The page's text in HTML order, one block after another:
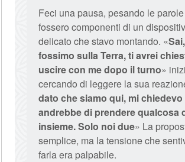
Feci una pausa, pesando le
fossero componenti di un
delicato che stavo montando. «
fossimo sulla Terra, ti avrei
uscire con me dopo il turno»
cercando di leggere la sua
dato che siamo qui, mi chiedevo
andrebbe di prendere qualcosa
insieme. Solo noi due» La
semplice, ma la tensione che
farla era palpabile.